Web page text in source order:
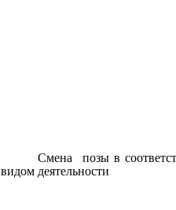
Смена позы в
видом деятельности